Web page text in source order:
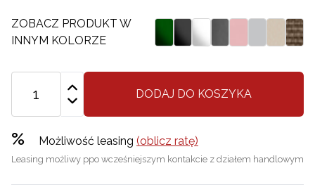
ZOBACZ PRODUKT W
INNYM KOLORZE
DODAJ DO KOSZYKA
% Możliwość leasing (oblicz ratę)
Leasing możliwy ppo wcześniejszym kontakcie z działem handlowym